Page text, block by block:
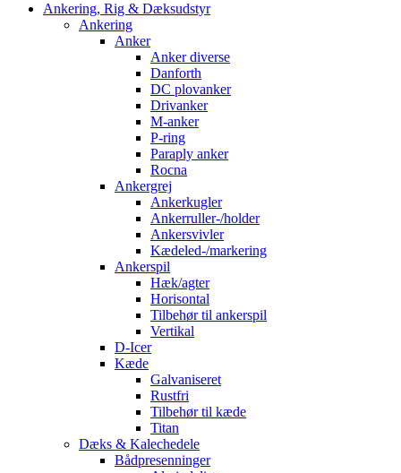
Ankering, Rig & Dæksudstyr
Ankering
Anker
Anker diverse
Danforth
DC plovanker
Drivanker
M-anker
P-ring
Paraply anker
Rocna
Ankergrej
Ankerkugler
Ankerruller-/holder
Ankersvivler
Kædeled-/markering
Ankerspil
Hæk/agter
Horisontal
Tilbehør til ankerspil
Vertikal
D-Icer
Kæde
Galvaniseret
Rustfri
Tilbehør til kæde
Titan
Dæks & Kalechedele
Bådpresenninger